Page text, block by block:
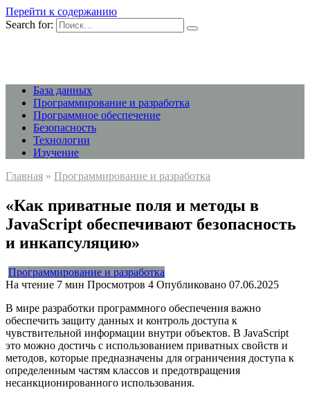
Перейти к содержанию
Search for:
База данных
Программирование и разработка
Программное обеспечение
Безопасность
Технологии
Изучение
Главная » Программирование и разработка
«Как приватные поля и методы в
JavaScript обеспечивают безопасность
и инкапсуляцию»
Программирование и разработка
На чтение 7 мин Просмотров 4 Опубликовано 07.06.2025
В мире разработки программного обеспечения важно
обеспечить защиту данных и контроль доступа к
чувствительной информации внутри объектов. В JavaScript
это можно достичь с использованием приватных свойств и
методов, которые предназначены для ограничения доступа к
определенным частям классов и предотвращения
несанкционированного использования.